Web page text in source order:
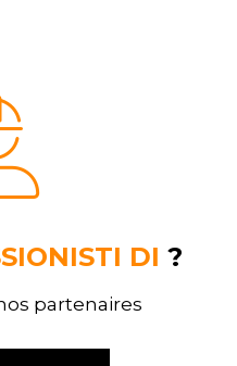
DI ?
partenaires